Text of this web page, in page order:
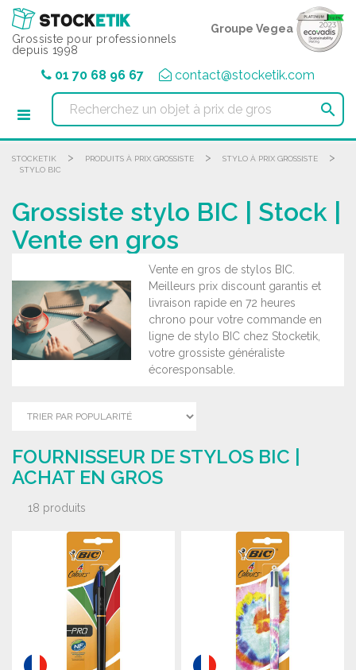
Grossiste pour professionnels
depuis 1998
Groupe Vegea
01 70 68 96 67 contact@stocketik.com

STOCKETIK > PRODUITS À PRIX GROSSISTE > STYLO À PRIX GROSSISTE >
STYLO BIC
Grossiste stylo BIC | Stock |
Vente en gros
Vente en gros de stylos BIC.
Meilleurs prix discount garantis et
livraison rapide en 72 heures
chrono pour votre commande en
ligne de stylo BIC chez Stocketik,
votre grossiste généraliste
écoresponsable.
FOURNISSEUR DE STYLOS BIC |
ACHAT EN GROS
18 produits
Panneau de gestion des cookies